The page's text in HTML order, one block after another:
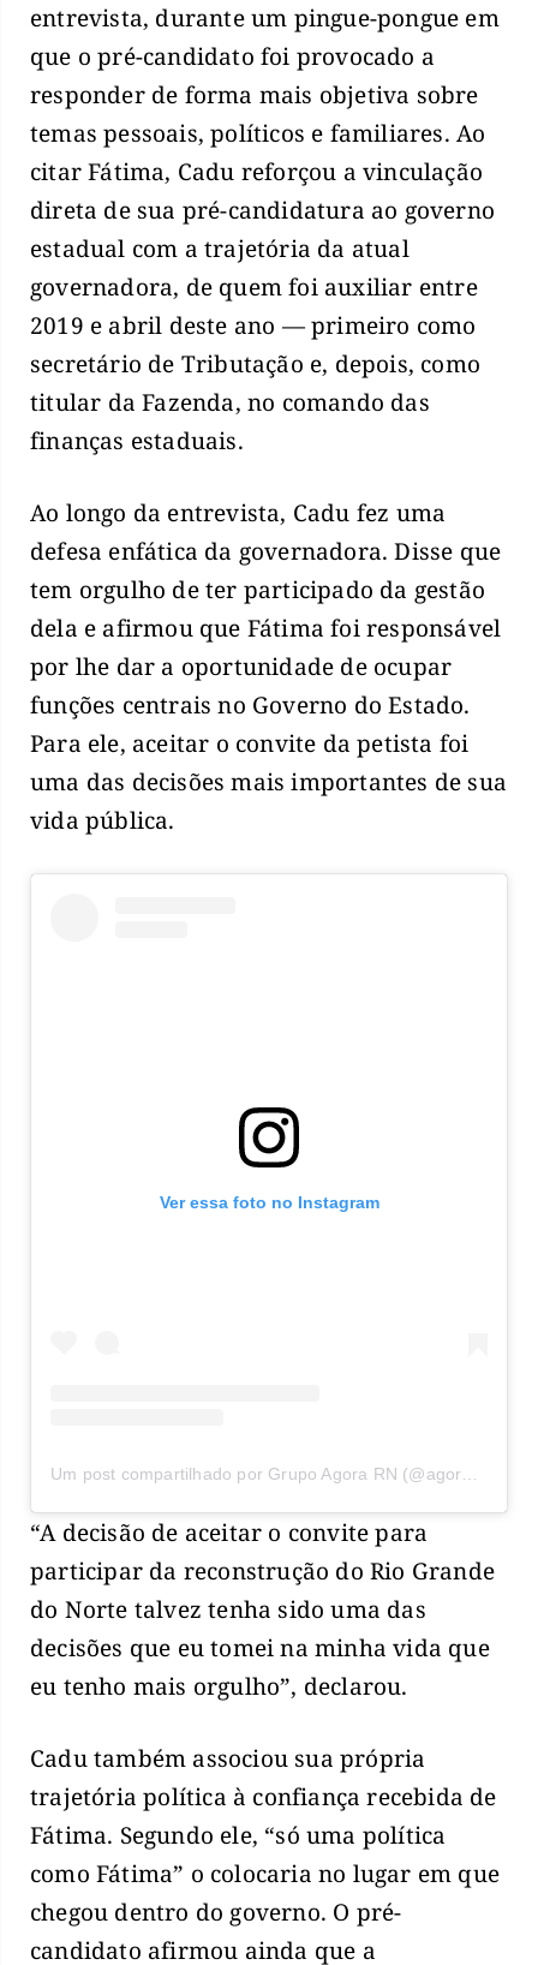
entrevista, durante um pingue-pongue em
que o pré-candidato foi provocado a
responder de forma mais objetiva sobre
temas pessoais, políticos e familiares. Ao
citar Fátima, Cadu reforçou a vinculação
direta de sua pré-candidatura ao governo
estadual com a trajetória da atual
governadora, de quem foi auxiliar entre
2019 e abril deste ano — primeiro como
secretário de Tributação e, depois, como
titular da Fazenda, no comando das
finanças estaduais.
Ao longo da entrevista, Cadu fez uma
defesa enfática da governadora. Disse que
tem orgulho de ter participado da gestão
dela e afirmou que Fátima foi responsável
por lhe dar a oportunidade de ocupar
funções centrais no Governo do Estado.
Para ele, aceitar o convite da petista foi
uma das decisões mais importantes de sua
vida pública.
Ver essa foto no Instagram
“A decisão de aceitar o convite para
participar da reconstrução do Rio Grande
do Norte talvez tenha sido uma das
decisões que eu tomei na minha vida que
eu tenho mais orgulho”, declarou.
Cadu também associou sua própria
trajetória política à confiança recebida de
Fátima. Segundo ele, “só uma política
como Fátima” o colocaria no lugar em que
chegou dentro do governo. O pré-
candidato afirmou ainda que a